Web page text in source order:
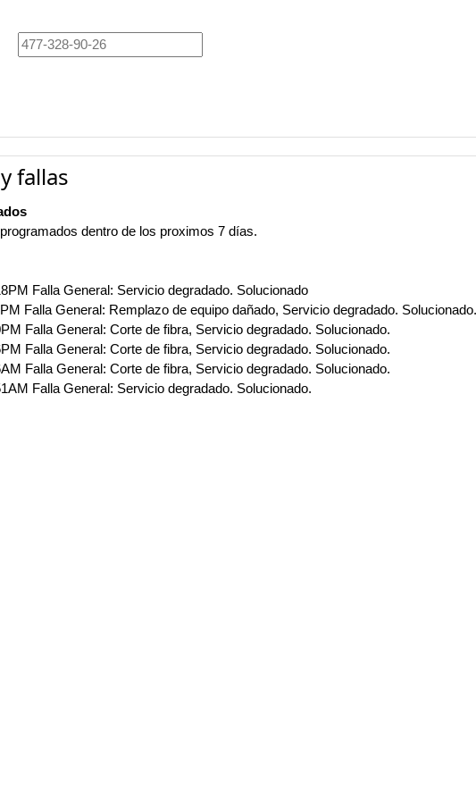
fallas
dentro de los proximos 7 días.
Falla General: Servicio degradado. Solucionado
Falla General: Remplazo de equipo dañado, Servicio degradado. Solucionado.
Falla General: Corte de fibra, Servicio degradado. Solucionado.
Falla General: Corte de fibra, Servicio degradado. Solucionado.
Falla General: Corte de fibra, Servicio degradado. Solucionado.
Falla General: Servicio degradado. Solucionado.